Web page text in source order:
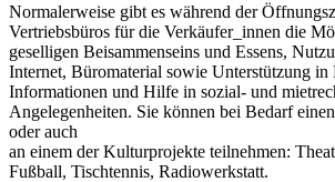
Normalerweise gibt es während der
Vertriebsbüros für die Verkäufer_innen die
geselligen Beisammenseins und Essens,
Internet, Büromaterial sowie Unterstützung in
Informationen und Hilfe in sozial- und
Angelegenheiten. Sie können bei Bedarf
oder auch
an einem der Kulturprojekte teilnehmen:
Fußball, Tischtennis, Radiowerkstatt.